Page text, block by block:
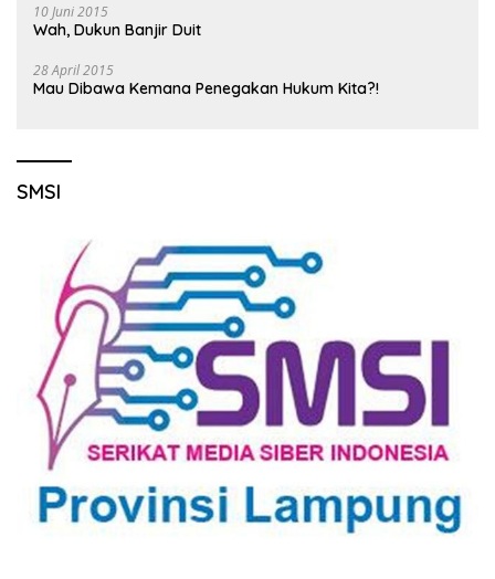
10 Juni 2015
Wah, Dukun Banjir Duit
28 April 2015
Mau Dibawa Kemana Penegakan Hukum Kita?!
SMSI